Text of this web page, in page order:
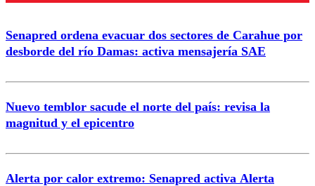
Correo
Senapred ordena evacuar dos sectores de Carahue por
desborde del río Damas: activa mensajería SAE
Nuevo temblor sacude el norte del país: revisa la
magnitud y el epicentro
Alerta por calor extremo: Senapred activa Alerta